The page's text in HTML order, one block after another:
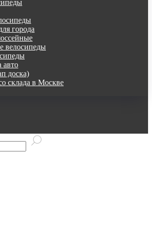
города
велосипеды
авто
доска)
склада в Москве